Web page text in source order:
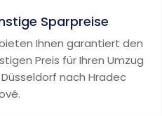
Sparpreise
Ihnen garantiert den
Preis für Ihren Umzug
nach Hradec